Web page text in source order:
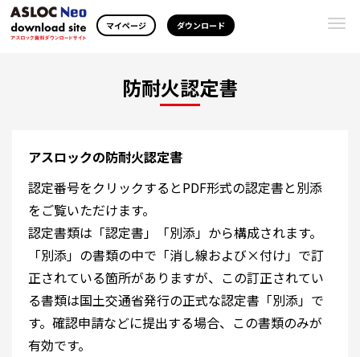
マイページ ダウンロード
防耐火認定書
アスロックの防耐火認定書
認定番号をクリックするとPDF形式の認定書と別添
をご覧いただけます。
認定書類は「認定書」「別添」から構成されます。
「別添」の書類の中で「消し線および×付け」で訂
正されている箇所がありますが、この訂正されてい
る書類は国土交通省発行の正式な認定書「別添」で
す。確認申請などに提出する場合、この書類のみが
有効です。